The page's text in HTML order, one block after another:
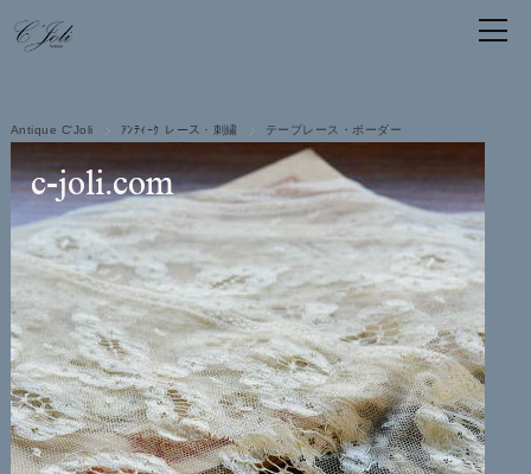
Antique C'Joli ｱﾝﾃｨｰｸ レース・刺繍 テープレース・ボーダー